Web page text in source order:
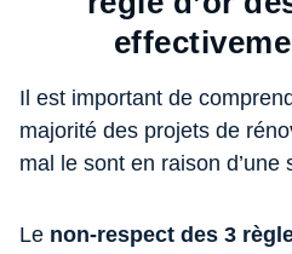
Il est important de
majorité des projets de
mal le sont en raison d’une
Le non-respect des 3